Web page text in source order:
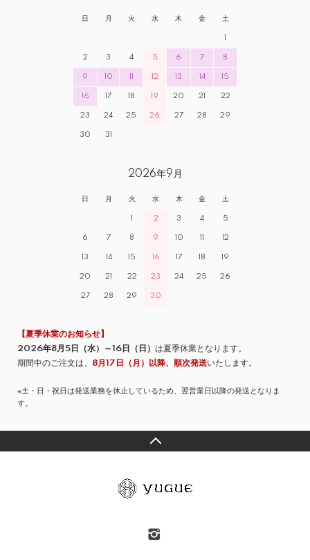
日 月 火 水 木 金 土
1
2 3 4 5 6 7 8
9 10 11 12 13 14 15
16 17 18 19 20 21 22
23 24 25 26 27 28 29
30 31
2026年9月
日 月 火 水 木 金 土
1 2 3 4 5
6 7 8 9 10 11 12
13 14 15 16 17 18 19
20 21 22 23 24 25 26
27 28 29 30
【夏季休業のお知らせ】
2026年8月5日（水）～16日（日） は夏季休業となります。
期間中のご注文は、 8月17日（月）以降、順次発送いたします。
※土・日・祝日は発送業務を休止しているため、翌営業日以降の発送となりま
す。